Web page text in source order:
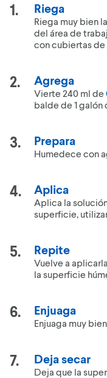
Riega
Riega muy bien
del área de
con cubiertas
Agrega
Vierte 240 ml de
balde de 1 galón
Prepara
Humedece con
Aplica
Aplica la
superficie,
Repite
Vuelve a
la superficie
Enjuaga
Enjuaga muy
Deja secar
Deja que la